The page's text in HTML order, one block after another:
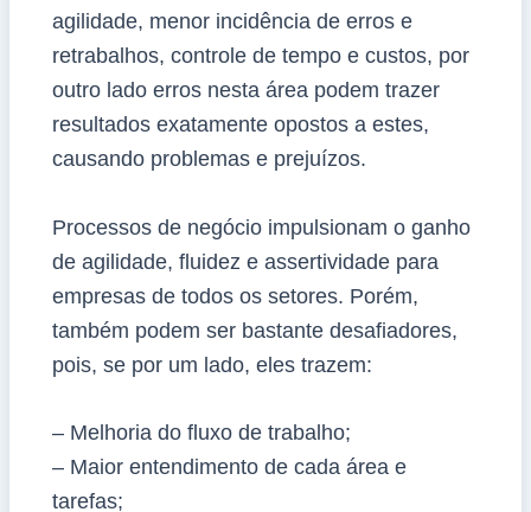
agilidade, menor incidência de erros e
retrabalhos, controle de tempo e custos, por
outro lado erros nesta área podem trazer
resultados exatamente opostos a estes,
causando problemas e prejuízos.
Processos de negócio impulsionam o ganho
de agilidade, fluidez e assertividade para
empresas de todos os setores. Porém,
também podem ser bastante desafiadores,
pois, se por um lado, eles trazem:
– Melhoria do fluxo de trabalho;
– Maior entendimento de cada área e
tarefas;